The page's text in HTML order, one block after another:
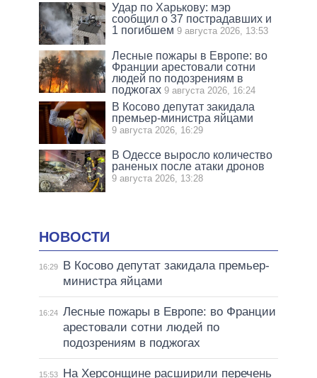
Удар по Харькову: мэр
сообщил о 37 пострадавших и
1 погибшем 9 августа 2026, 13:53
Лесные пожары в Европе: во
Франции арестовали сотни
людей по подозрениям в
поджогах 9 августа 2026, 16:24
В Косово депутат закидала
премьер-министра яйцами
9 августа 2026, 16:29
В Одессе выросло количество
раненых после атаки дронов
9 августа 2026, 13:28
НОВОСТИ
16:29
В Косово депутат закидала премьер-
министра яйцами
16:24 Лесные пожары в Европе: во Франции
арестовали сотни людей по
подозрениям в поджогах
15:53
На Херсонщине расширили перечень